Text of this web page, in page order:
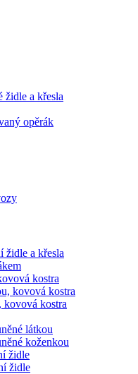
židle a křesla
opěrák
židle a křesla
kostra
kovová kostra
kovová kostra
látkou
koženkou
židle
židle